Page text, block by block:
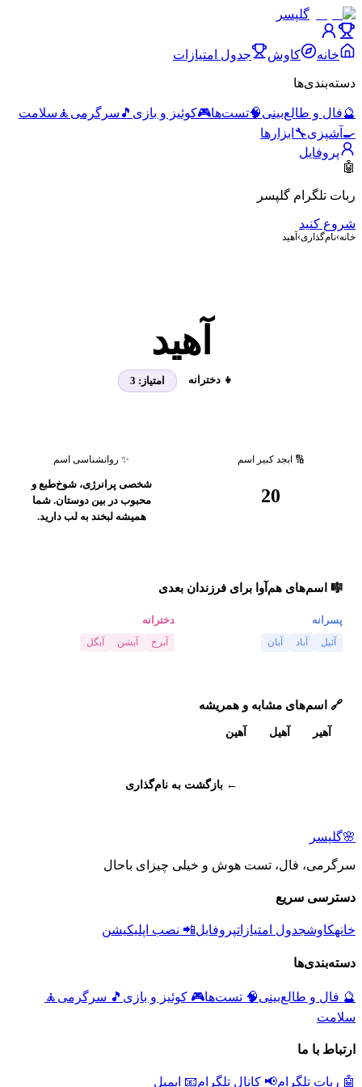
گلپسر
خانه کاوش جدول امتیازات
دسته‌بندی‌ها
🔮فال و طالع‌بینی🧠تست‌ها🎮کوئیز و بازی 🎵 سرگرمی 🧘 سلامت
🍳 آشپزی🔧 ابزارها
پروفایل
🤖
ربات تلگرام گلپسر
شروع کنید
خانه›نام‌گذاری› آهید
آهید
👧 دخترانه امتیاز: 3
🔢 ابجد کبیر اسم
20
✨ روانشناسی اسم
شخصی پرانرژی، شوخ‌طبع و
محبوب در بین دوستان. شما
همیشه لبخند به لب دارید.
🎼 اسم‌های هم‌آوا برای فرزندان بعدی
پسرانه
آئیل آباد آبان
دخترانه
آبرخ آبشن آبگل
🔗 اسم‌های مشابه و همریشه
آهیر آهیل آهین
← بازگشت به نام‌گذاری
🌸گلپسر
سرگرمی، فال، تست هوش و خیلی چیزای باحال
دسترسی سریع
خانهکاوشجدول امتیازاتپروفایل📲 نصب اپلیکیشن
دسته‌بندی‌ها
🔮 فال و طالع‌بینی🧠 تست‌ها🎮 کوئیز و بازی 🎵 سرگرمی 🧘
سلامت
ارتباط با ما
🤖 ربات تلگرام📢 کانال تلگرام📧 ایمیل